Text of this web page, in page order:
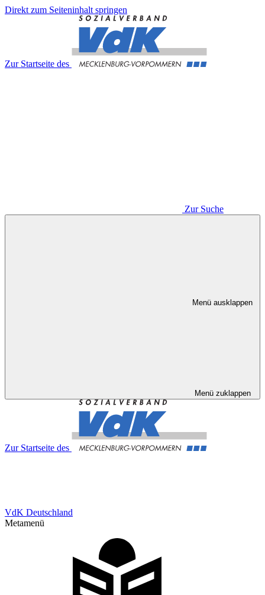
Direkt zum Seiteninhalt springen
Zur Startseite des
Zur Suche
Menü ausklappen
Menü zuklappen
Zur Startseite des
VdK Deutschland
Metamenü